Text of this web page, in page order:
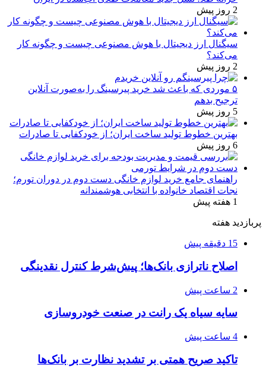
2 روز پیش
سیگنال ارز دیجیتال با هوش مصنوعی چیست و چگونه کار
می‌کند؟
2 روز پیش
۵ موردی که باعث شد خرید پیرسینگ را به‌صورت آنلاین
ترجیح بدهم
5 روز پیش
بهترین خطوط تولید ساخت ایران؛ از خودکفایی تا صادرات
6 روز پیش
راهنمای جامع خرید لوازم خانگی دست دوم در دوران تورم؛
نجات اقتصاد خانواده با انتخابی هوشمندانه
1 هفته پیش
پربازدید هفته
15 دقیقه پیش
اصلاح ناترازی بانک‌ها؛ پیش‌شرط کنترل نقدینگی
2 ساعت پیش
سایه سیاه یک رانت در صنعت خودروسازی
4 ساعت پیش
تاکید صریح همتی بر تشدید نظارت بر بانک‌ها